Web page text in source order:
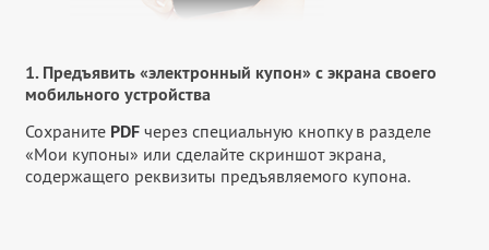
1. Предъявить «электронный купон» с экрана своего
мобильного устройства
Сохраните PDF через специальную кнопку в разделе
«Мои купоны» или сделайте скриншот экрана,
содержащего реквизиты предъявляемого купона.